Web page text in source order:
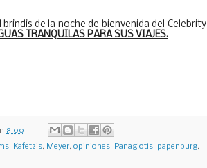
de la noche de bienvenida del Celebrity
TRANQUILAS PARA SUS VIAJES.
8:00
, Kafetzis, Meyer, opiniones, Panagiotis, papenburg,